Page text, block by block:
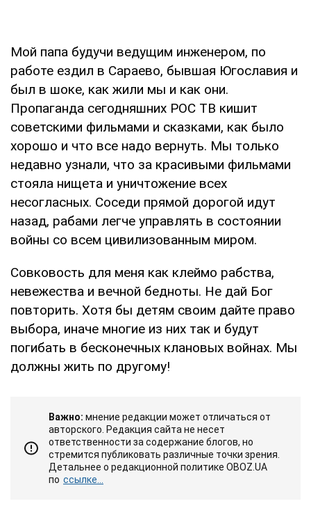
Мой папа будучи ведущим инженером, по
работе ездил в Сараево, бывшая Югославия и
был в шоке, как жили мы и как они.
Пропаганда сегодняшних РОС ТВ кишит
советскими фильмами и сказками, как было
хорошо и что все надо вернуть. Мы только
недавно узнали, что за красивыми фильмами
стояла нищета и уничтожение всех
несогласных. Соседи прямой дорогой идут
назад, рабами легче управлять в состоянии
войны со всем цивилизованным миром.
Совковость для меня как клеймо рабства,
невежества и вечной бедноты. Не дай Бог
повторить. Хотя бы детям своим дайте право
выбора, иначе многие из них так и будут
погибать в бесконечных клановых войнах. Мы
должны жить по другому!
Важно: мнение редакции может отличаться от
авторского. Редакция сайта не несет
ответственности за содержание блогов, но
стремится публиковать различные точки зрения.
Детальнее о редакционной политике OBOZ.UA
по ссылке...